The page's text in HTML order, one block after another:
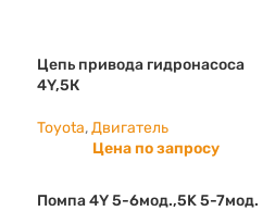
Цепь привода гидронасоса
4Y,5К
Toyota,Двигатель
Цена по запросу
Помпа 4Y 5-6мод.,5K 5-7мод.